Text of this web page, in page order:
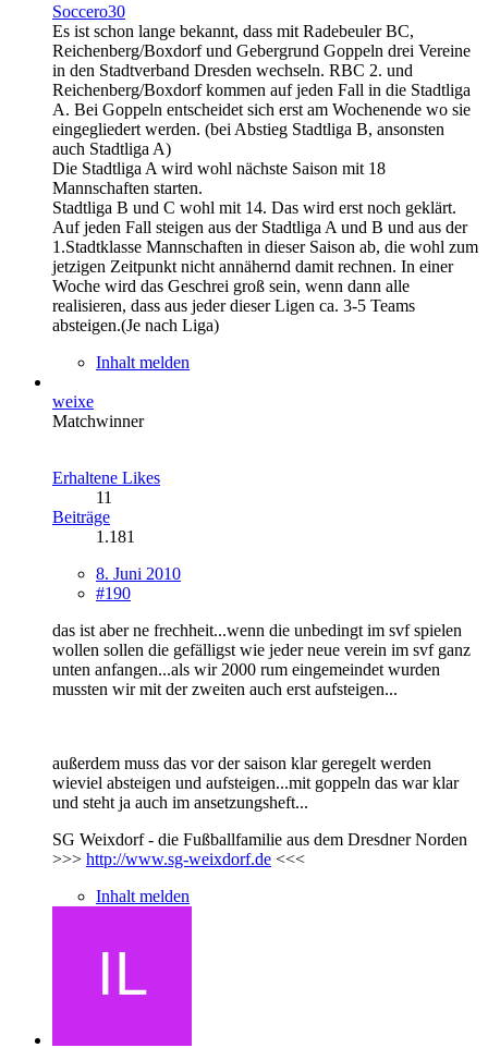
Soccero30
Es ist schon lange bekannt, dass mit Radebeuler BC,
Reichenberg/Boxdorf und Gebergrund Goppeln drei Vereine
in den Stadtverband Dresden wechseln. RBC 2. und
Reichenberg/Boxdorf kommen auf jeden Fall in die Stadtliga
A. Bei Goppeln entscheidet sich erst am Wochenende wo sie
eingegliedert werden. (bei Abstieg Stadtliga B, ansonsten
auch Stadtliga A)
Die Stadtliga A wird wohl nächste Saison mit 18
Mannschaften starten.
Stadtliga B und C wohl mit 14. Das wird erst noch geklärt.
Auf jeden Fall steigen aus der Stadtliga A und B und aus der
1.Stadtklasse Mannschaften in dieser Saison ab, die wohl zum
jetzigen Zeitpunkt nicht annähernd damit rechnen. In einer
Woche wird das Geschrei groß sein, wenn dann alle
realisieren, dass aus jeder dieser Ligen ca. 3-5 Teams
absteigen.(Je nach Liga)
Inhalt melden
weixe
Matchwinner
Erhaltene Likes
11
Beiträge
1.181
8. Juni 2010
#190
das ist aber ne frechheit...wenn die unbedingt im svf spielen
wollen sollen die gefälligst wie jeder neue verein im svf ganz
unten anfangen...als wir 2000 rum eingemeindet wurden
mussten wir mit der zweiten auch erst aufsteigen...
außerdem muss das vor der saison klar geregelt werden
wieviel absteigen und aufsteigen...mit goppeln das war klar
und steht ja auch im ansetzungsheft...
SG Weixdorf - die Fußballfamilie aus dem Dresdner Norden
>>> http://www.sg-weixdorf.de <<<
Inhalt melden